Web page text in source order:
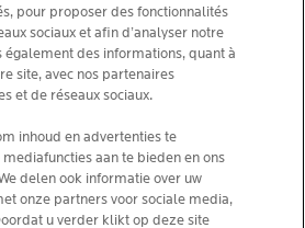
POSAY
Dermatologique CAI
pour proposer des fonctionnalités
sociaux et afin d’analyser notre
des informations, quant à
site, avec nos partenaires
et de réseaux sociaux.
inhoud en advertenties te
aan te bieden en ons
delen ook informatie over uw
onze partners voor sociale media,
u verder klikt op deze site